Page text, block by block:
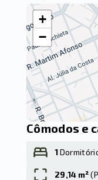
+
−
Cômodos e
1
29,14 m²(